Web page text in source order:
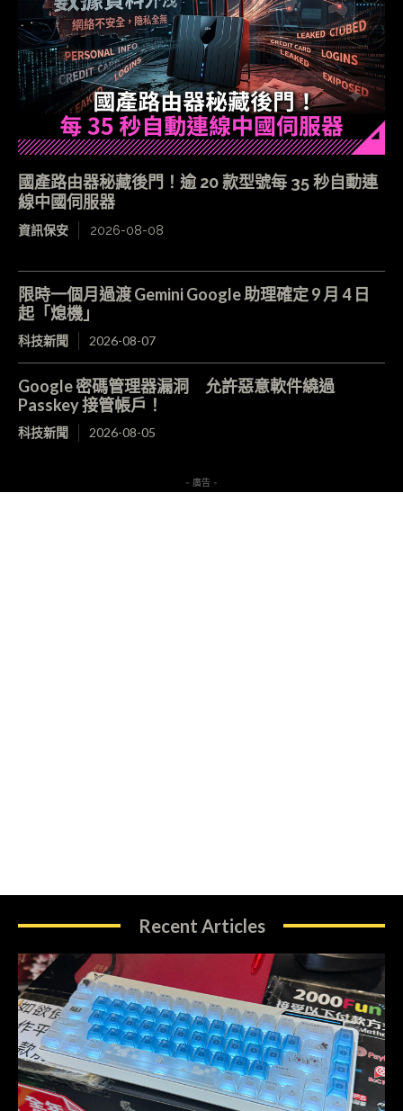
國產路由器秘藏後門！逾 20 款型號每 35 秒自動連
線中國伺服器
資訊保安 2026-08-08
限時一個月過渡 Gemini Google 助理確定 9 月 4 日
起「熄機」
科技新聞 2026-08-07
Google 密碼管理器漏洞 允許惡意軟件繞過
Passkey 接管帳戶！
科技新聞 2026-08-05
- 廣告 -
Recent Articles